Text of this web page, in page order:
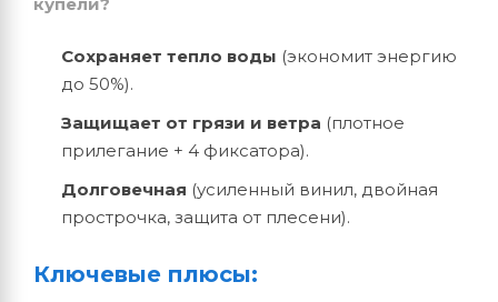
Сохраняет тепло воды (экономит энергию
до 50%).
Защищает от грязи и ветра (плотное
прилегание + 4 фиксатора).
Долговечная (усиленный винил, двойная
прострочка, защита от плесени).
Ключевые плюсы: